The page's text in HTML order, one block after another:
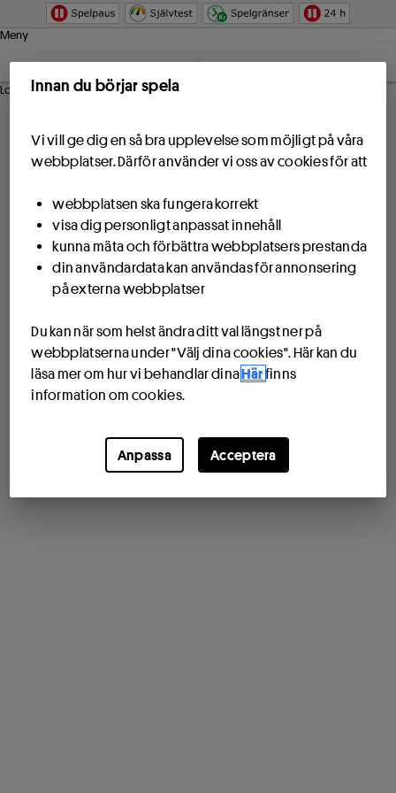
Hoppa till innehåll
Meny
Logga inInnan du börjar spela
Vi vill ge dig en så bra upplevelse som möjligt på våra
webbplatser. Därför använder vi oss av cookies för att
webbplatsen ska fungera korrekt
visa dig personligt anpassat innehåll
kunna mäta och förbättra webbplatsers prestanda
din användardata kan användas för annonsering
på externa webbplatser
Du kan när som helst ändra ditt val längst ner på
webbplatserna under "Välj dina cookies". Här kan du
läsa mer om hur vi behandlar dinaHär finns
information om cookies.
Anpassa Acceptera